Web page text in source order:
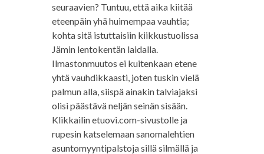
seuraavien? Tuntuu, että aika kiitää
eteenpäin yhä huimempaa vauhtia;
kohta sitä istuttaisiin kiikkustuolissa
Jämin lentokentän laidalla.
Ilmastonmuutos ei kuitenkaan etene
yhtä vauhdikkaasti, joten tuskin vielä
palmun alla, siispä ainakin talviajaksi
olisi päästävä neljän seinän sisään.
Klikkailin etuovi.com-sivustolle ja
rupesin katselemaan sanomalehtien
asuntomyyntipalstoja sillä silmällä ja